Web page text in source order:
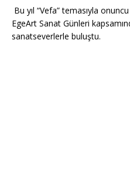
Bu yıl “Vefa” temasıyla
EgeArt Sanat Günleri
sanatseverlerle buluştu.